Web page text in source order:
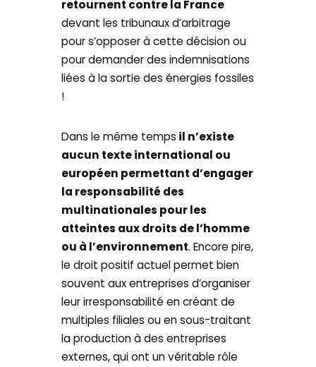
retournent contre la France
devant les tribunaux d’arbitrage
pour s’opposer à cette décision ou
pour demander des indemnisations
liées à la sortie des énergies fossiles
!
Dans le même temps il n’existe
aucun texte international ou
européen permettant d’engager
la responsabilité des
multinationales pour les
atteintes aux droits de l’homme
ou à l’environnement. Encore pire,
le droit positif actuel permet bien
souvent aux entreprises d’organiser
leur irresponsabilité en créant de
multiples filiales ou en sous-traitant
la production à des entreprises
externes, qui ont un véritable rôle